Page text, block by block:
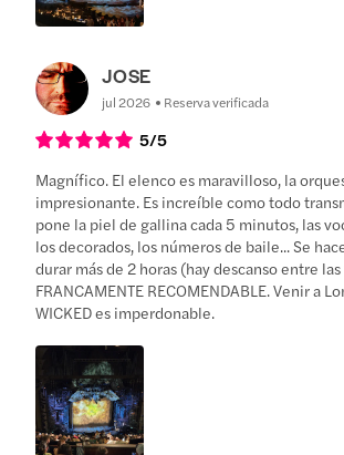
JOSE
jul 2026 Reserva verificada
5/5
Magnífico. El elenco es maravilloso, la
impresionante. Es increíble como todo
pone la piel de gallina cada 5 minutos, las
los decorados, los números de baile... Se
durar más de 2 horas (hay descanso entre
FRANCAMENTE RECOMENDABLE. Venir a
WICKED es imperdonable.